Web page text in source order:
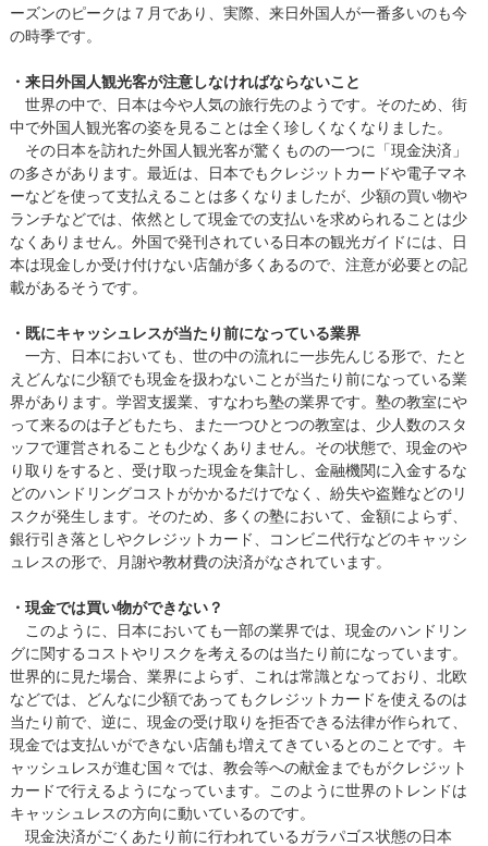
ーズンのピークは７月であり、実際、来日外国人が一番多いのも今
の時季です。
・来日外国人観光客が注意しなければならないこと
世界の中で、日本は今や人気の旅行先のようです。そのため、街
中で外国人観光客の姿を見ることは全く珍しくなくなりました。
その日本を訪れた外国人観光客が驚くものの一つに「現金決済」
の多さがあります。最近は、日本でもクレジットカードや電子マネ
ーなどを使って支払えることは多くなりましたが、少額の買い物や
ランチなどでは、依然として現金での支払いを求められることは少
なくありません。外国で発刊されている日本の観光ガイドには、日
本は現金しか受け付けない店舗が多くあるので、注意が必要との記
載があるそうです。
・既にキャッシュレスが当たり前になっている業界
一方、日本においても、世の中の流れに一歩先んじる形で、たと
えどんなに少額でも現金を扱わないことが当たり前になっている業
界があります。学習支援業、すなわち塾の業界です。塾の教室にや
って来るのは子どもたち、また一つひとつの教室は、少人数のスタ
ッフで運営されることも少なくありません。その状態で、現金のや
り取りをすると、受け取った現金を集計し、金融機関に入金するな
どのハンドリングコストがかかるだけでなく、紛失や盗難などのリ
スクが発生します。そのため、多くの塾において、金額によらず、
銀行引き落としやクレジットカード、コンビニ代行などのキャッシ
ュレスの形で、月謝や教材費の決済がなされています。
・現金では買い物ができない？
このように、日本においても一部の業界では、現金のハンドリン
グに関するコストやリスクを考えるのは当たり前になっています。
世界的に見た場合、業界によらず、これは常識となっており、北欧
などでは、どんなに少額であってもクレジットカードを使えるのは
当たり前で、逆に、現金の受け取りを拒否できる法律が作られて、
現金では支払いができない店舗も増えてきているとのことです。キ
ャッシュレスが進む国々では、教会等への献金までもがクレジット
カードで行えるようになっています。このように世界のトレンドは
キャッシュレスの方向に動いているのです。
現金決済がごくあたり前に行われているガラパゴス状態の日本